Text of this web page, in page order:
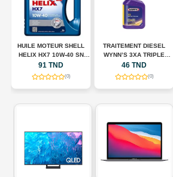
HUILE MOTEUR SHELL
HELIX HX7 10W-40 SN
PLUS – 5 L
91 TND
(0)
TRAITEMENT DIESEL
WYNN’S 3XA TRIPLE
ACTION – 325 ML
46 TND
(0)